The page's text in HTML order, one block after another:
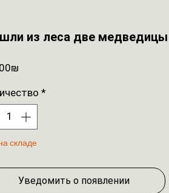
из леса две медведицы
‏99.00 ‏₪
*
складе
Уведомить о появлении